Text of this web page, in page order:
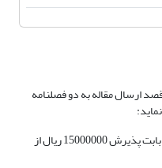
ارسال مقاله به دو فصلنامه
1. بنا بر تصمیم شورای سردبیری فصلنامه، بابت پذیرش 15000000 ریال از